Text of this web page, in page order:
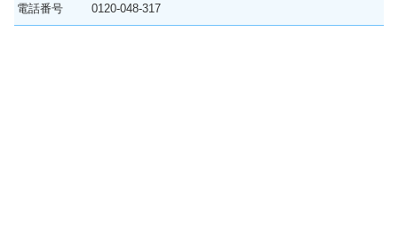
電話番号 0120-048-317